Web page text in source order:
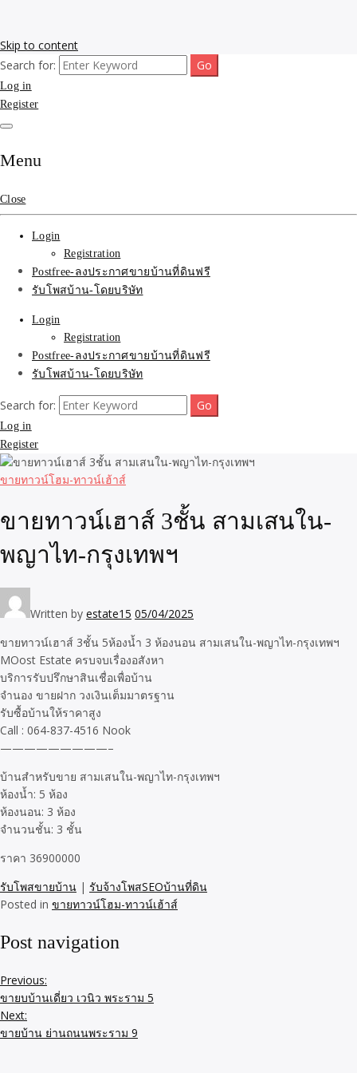
Skip to content
รับจ้างโพสขายบ้าน ติดAI
Search รับทำSEOรายเดือน
ติดหน้า1google ราคาถูก
มาก SEOขายของ บ้าน
ที่ดินฟรีประกาศ ที่เดียวใน
เมืองไทย
รับโพสต์เว็บขายบ้าน อสังหา ทำSEOรายเดือนราคาถูก เน้นติดAI โพสต์
ประกาศบ้านที่ดินฟรี SEOขายบ้าน รับจ้างโพสต์บ้านที่ดินติดหน้า1goolge
ราคาถูกที่สุด ฟรีลงประกาศอสังหา รับทำSEOขายสินค้า
Search for:
Log in
Register
Menu
Close
Login
Registration
Postfree-ลงประกาศขายบ้านที่ดินฟรี
รับโพสบ้าน-โดยบริษัท
Login
Registration
Postfree-ลงประกาศขายบ้านที่ดินฟรี
รับโพสบ้าน-โดยบริษัท
Search for:
Log in
Register
ขายทาวน์โฮม-ทาวน์เฮ้าส์
ขายทาวน์เฮาส์ 3ชั้น สามเสนใน-
พญาไท-กรุงเทพฯ
Written by estate15 05/04/2025
ขายทาวน์เฮาส์ 3ชั้น 5ห้องน้ำ 3 ห้องนอน สามเสนใน-พญาไท-กรุงเทพฯ
MOost Estate ครบจบเรื่องอสังหา
บริการรับปรึกษาสินเชื่อเพื่อบ้าน
จำนอง ขายฝาก วงเงินเต็มมาตรฐาน
รับซื้อบ้านให้ราคาสูง
Call : 064-837-4516 Nook
—————————–
บ้านสำหรับขาย สามเสนใน-พญาไท-กรุงเทพฯ
ห้องน้ำ: 5 ห้อง
ห้องนอน: 3 ห้อง
จำนวนชั้น: 3 ชั้น
ราคา 36900000
รับโพสขายบ้าน | รับจ้างโพสSEOบ้านที่ดิน
Posted in ขายทาวน์โฮม-ทาวน์เฮ้าส์
Post navigation
Previous:
ขายบบ้านเดี่ยว เวนิว พระราม 5
Next:
ขายบ้าน ย่านถนนพระราม 9